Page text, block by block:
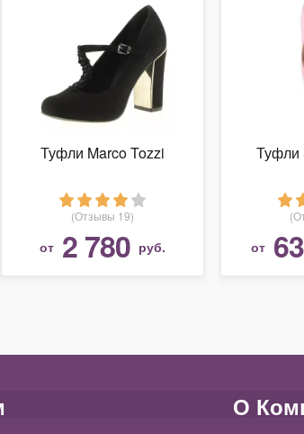
Туфли Marco Tozzi
(Отзывы 19)
от 2 780 руб.
Туфли
от
О